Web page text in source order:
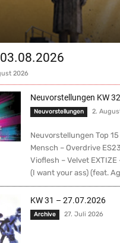
2026
Neuvorstellungen KW
Neuvorstellungen 2.
Neuvorstellungen Top
Mensch – Overdrive
Vioflesh – Velvet EXTIZE
(I want your ass) (feat.
KW 31 – 27.07.2026
Archive 27. Juli 2026